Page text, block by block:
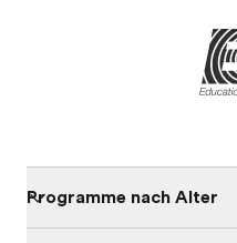
Programme nach Alter